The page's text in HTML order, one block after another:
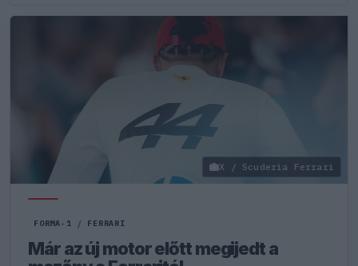
X / Scuderia Ferrari
FORMA-1 / FERRARI
Már az új motor előtt megijedt a